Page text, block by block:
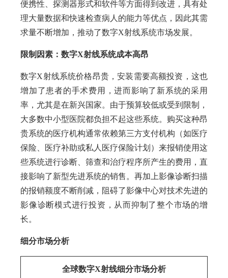
便携性、探测器形式和软件等方面得到改进，具有处
理大量数据和快速检查病人的能力等优点，因此其需
求量不断增加，推动了数字X射线系统市场发展。
限制因素：数字X射线系统成本高昂
数字X射线系统价格昂贵，安装需要高额投资，这也
增加了患者的手术费用，进而影响了新系统的采用
率，尤其是在新兴国家。由于预算较低或受到限制，
大多数中小型医院都负担不起这些系统。购买这种昂
贵系统的医疗机构通常依赖第三方支付机构（如医疗
保险、医疗补助或私人医疗保险计划）来报销使用这
些系统进行诊断、筛查和治疗程序所产生的费用，直
接影响了新型先进系统的销售。再加上影像诊断扫描
的报销额度不断削减，阻碍了影像中心对技术先进的
影像诊断模式进行投资，从而抑制了整个市场的增
长。
细分市场分析
全球数字X射线细分市场分析